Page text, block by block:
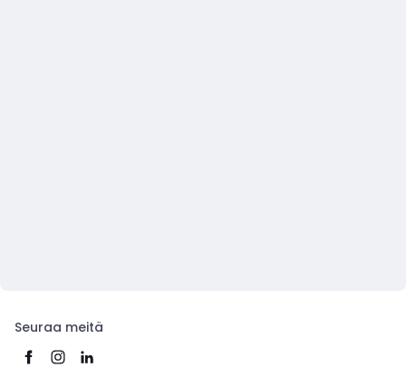
Seuraa meitä